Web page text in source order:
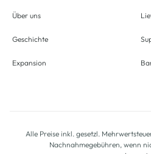
Über uns
Geschichte
Expansion
Alle Preise inkl. gesetzl.
Nachnahmegebühren, wenn